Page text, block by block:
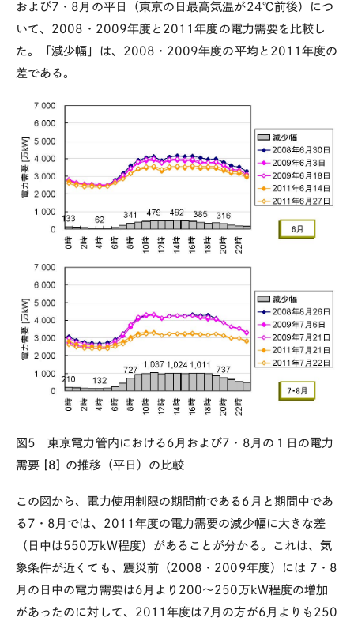
および7・8月の平日（東京の日最高気温が24℃前後）につ
いて、2008・2009年度と2011年度の電力需要を比較し
た。「減少幅」は、2008・2009年度の平均と2011年度の
差である。
図5 東京電力管内における6月および7・8月の１日の電力
需要 [8] の推移（平日）の比較
この図から、電力使用制限の期間前である6月と期間中であ
る7・8月では、2011年度の電力需要の減少幅に大きな差
（日中は550万kW程度）があることが分かる。これは、気
象条件が近くても、震災前（2008・2009年度）には 7・8
月の日中の電力需要は6月より200～250万kW程度の増加
があったのに対して、2011年度は7月の方が6月よりも250